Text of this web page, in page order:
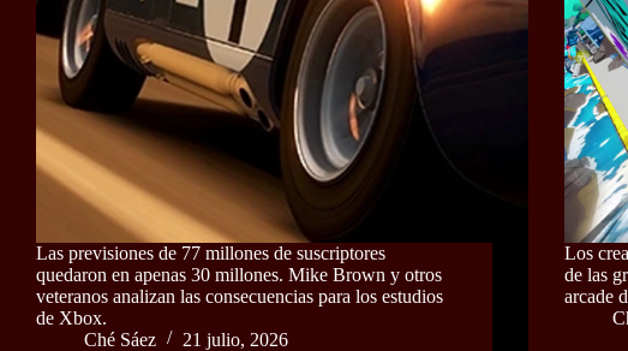
Las previsiones de 77 millones de suscriptores
quedaron en apenas 30 millones. Mike Brown y otros
veteranos analizan las consecuencias para los estudios
de Xbox.
Ché Sáez
21 julio, 2026
Los
de las
arcade